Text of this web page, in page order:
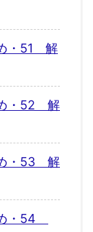
・51 解
・52 解
・53 解
・54